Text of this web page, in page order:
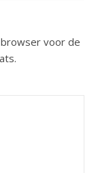
browser voor de